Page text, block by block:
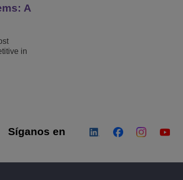
A
in
Síganos en